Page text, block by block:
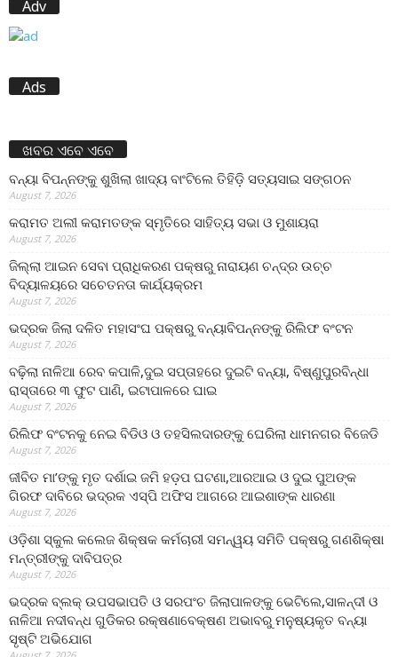
Adv
Ads
ଖବର ଏବେ ଏବେ
ବନ୍ୟା ବିପନ୍ନଙ୍କୁ ଶୁଖିଲା ଖାଦ୍ୟ ବାଂଟିଲେ ତିହିଡି଼ ସତ୍ୟସାଇ ସଙ୍ଗଠନ
August 7, 2026
କରାମତ ଅଲୀ କରାମତଙ୍କ ସ୍ମୃତିରେ ସାହିତ୍ୟ ସଭା ଓ ମୁଶାୟରା
August 7, 2026
ଜିଲ୍ଲା ଆଇନ ସେବା ପ୍ରାଧିକରଣ ପକ୍ଷରୁ ନାରାୟଣ ଚନ୍ଦ୍ର ଉଚ୍ଚ
ବିଦ୍ୟାଳୟରେ ସଚେତନତା କାର୍ଯ୍ୟକ୍ରମ
August 7, 2026
ଭଦ୍ରକ ଜିଲା ଦଳିତ ମହାସଂଘ ପକ୍ଷରୁ ବନ୍ୟାବିପନ୍ନଙ୍କୁ ରିଲିଫ ବଂଟନ
August 7, 2026
ବଢ଼ିଲା ନାଳିଆ ରେବ କପାଳି,ଦୁଇ ସପ୍ତାହରେ ଦୁଇଟି ବନ୍ୟା, ବିଷ୍ଣୁପୁରବିନ୍ଧା
ରାସ୍ତାରେ ୩ ଫୁଟ ପାଣି, ଇଟାପାଳରେ ଘାଇ
August 7, 2026
ରିଲିଫ ବଂଟନକୁ ନେଇ ବିଡିଓ ଓ ତହସିଲଦାରଙ୍କୁ ଘେରିଲା ଧାମନଗର ବିଜେଡି
August 7, 2026
ଜୀବିତ ମା’ଙ୍କୁ ମୃତ ଦର୍ଶାଇ ଜମି ହଡ଼ପ ଘଟଣା,ଆରଆଇ ଓ ଦୁଇ ପୁଅଙ୍କ
ଗିରଫ ଦାବିରେ ଭଦ୍ରକ ଏସ୍‌ପି ଅଫିସ ଆଗରେ ଆଇଶାଙ୍କ ଧାରଣା
August 7, 2026
ଓଡ଼ିଶା ସ୍କୁଲ କଲେଜ ଶିକ୍ଷକ କର୍ମଚାରୀ ସମନ୍ୱୟ ସମିତି ପକ୍ଷରୁ ଗଣଶିକ୍ଷା
ମନ୍ତ୍ରୀଙ୍କୁ ଦାବିପତ୍ର
August 7, 2026
ଭଦ୍ରକ ବ୍ଲକ୍ ଉପସଭାପତି ଓ ସରପଂଚ ଜିଲାପାଳଙ୍କୁ ଭେଟିଲେ,ସାଳନ୍ଦୀ ଓ
ନାଳିଆ ନଦୀବନ୍ଧ ଗୁଡିକର ରକ୍ଷଣାବେକ୍ଷଣ ଅଭାବରୁ ମନୁଷ୍ୟକୃତ ବନ୍ୟା
ସୃଷ୍ଟି ଅଭିଯୋଗ